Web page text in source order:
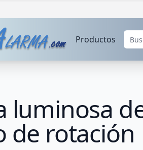
Productos
luminosa
de rotación